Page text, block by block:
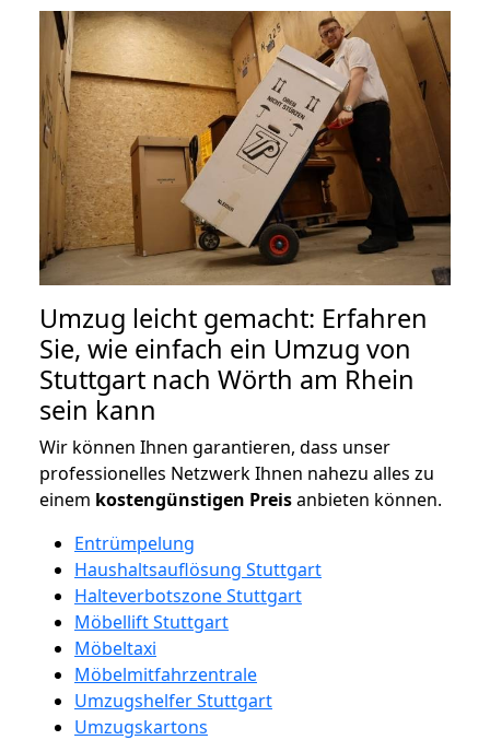
Umzug leicht gemacht: Erfahren
Sie, wie einfach ein Umzug von
Stuttgart nach Wörth am Rhein
sein kann
Wir können Ihnen garantieren, dass unser
professionelles Netzwerk Ihnen nahezu alles zu
einem kostengünstigen Preisanbieten können.
Entrümpelung
Haushaltsauflösung Stuttgart
Halteverbotszone Stuttgart
Möbellift Stuttgart
Möbeltaxi
Möbelmitfahrzentrale
Umzugshelfer Stuttgart
Umzugskartons